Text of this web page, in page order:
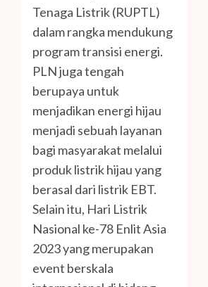
Tenaga Listrik (RUPTL)
dalam rangka mendukung
program transisi energi.
PLN juga tengah
berupaya untuk
menjadikan energi hijau
menjadi sebuah layanan
bagi masyarakat melalui
produk listrik hijau yang
berasal dari listrik EBT.
Selain itu, Hari Listrik
Nasional ke-78 Enlit Asia
2023 yang merupakan
event berskala